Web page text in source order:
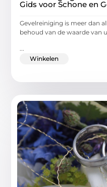
Gids voor Schone en
Gevelreiniging is meer dan
behoud van de waarde van
...
Winkelen